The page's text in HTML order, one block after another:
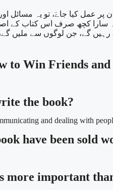
عمل کیا جاےَ، تو یہ مسائل
سارا کچھ صرف اس کتاب کے
گے، جن لوگوں سے ملیں
to Win Friends
the book?
and dealing with
have been sold
more important